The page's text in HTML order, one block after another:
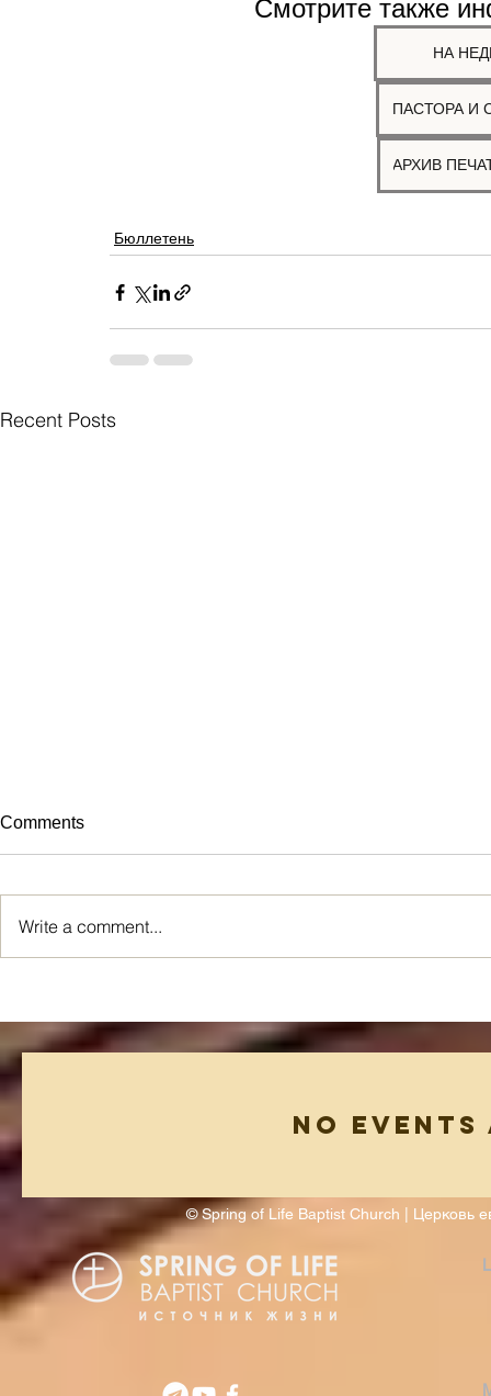
Смотрите также
НА
ПАСТОРА И
Бюллетень
Recent Posts
'26
Comments
Write a comment...
No events
© Spring of Life Baptist Church | Церковь